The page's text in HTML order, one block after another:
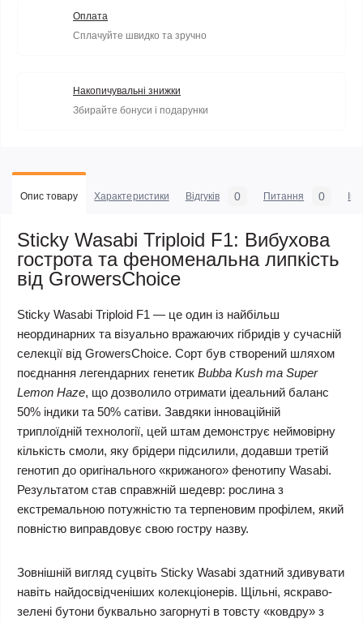
Оплата
Сплачуйте швидко та зручно
Накопичувальні знижки
Збирайте бонуси і подарунки
Опис товару Характеристики Відгуків 0 Питання 0
Sticky Wasabi Triploid F1: Вибухова
гострота та феноменальна липкість
від GrowersChoice
Sticky Wasabi Triploid F1 — це один із найбільш
неординарних та візуально вражаючих гібридів у сучасній
селекції від GrowersChoice. Сорт був створений шляхом
поєднання легендарних генетик Bubba Kush та Super
Lemon Haze, що дозволило отримати ідеальний баланс
50% індики та 50% сатіви. Завдяки інноваційній
триплоїдній технології, цей штам демонструє неймовірну
кількість смоли, яку брідери підсилили, додавши третій
генотип до оригінального «крижаного» фенотипу Wasabi.
Результатом став справжній шедевр: рослина з
екстремальною потужністю та терпеновим профілем, який
повністю виправдовує свою гостру назву.
Зовнішній вигляд суцвіть Sticky Wasabi здатний здивувати
навіть найдосвідченіших колекціонерів. Щільні, яскраво-
зелені бутони буквально загорнуті в товсту «ковдру» з